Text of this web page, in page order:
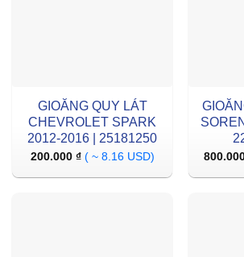
GIOĂNG QUY LÁT
CHEVROLET SPARK
2012-2016 | 25181250
200.000 ₫ ( ~ 8.16 USD)